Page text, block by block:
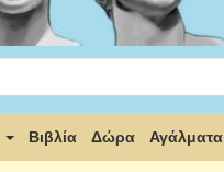
Βιβλία Δώρα Αγάλματα